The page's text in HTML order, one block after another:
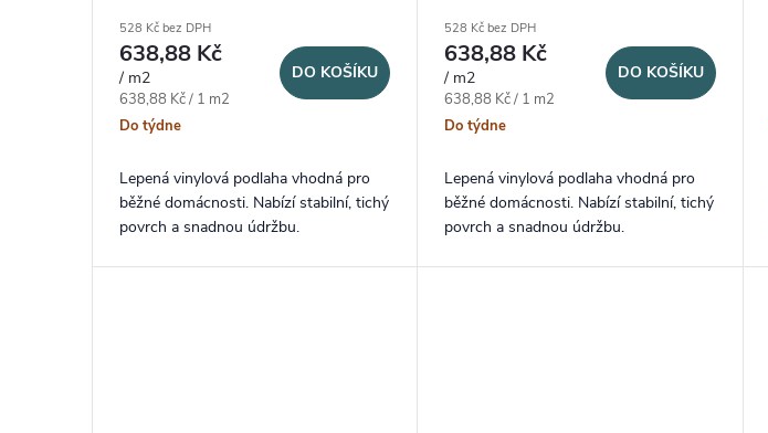
528 Kč bez DPH
638,88 Kč
/ m2
Měrná cena:
638,88 Kč / 1 m2
Do týdne
DO KOŠÍKU
Lepená vinylová podlaha vhodná pro
běžné domácnosti. Nabízí stabilní, tichý
povrch a snadnou údržbu.
528 Kč bez DPH
638,88 Kč
/ m2
Měrná cena:
638,88 Kč / 1 m2
Do týdne
DO KOŠÍKU
Lepená vinylová podlaha vhodná pro
běžné domácnosti. Nabízí stabilní, tichý
povrch a snadnou údržbu.